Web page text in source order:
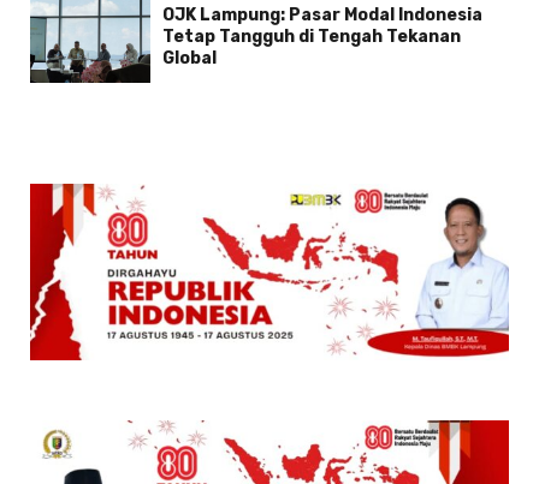
OJK Lampung: Pasar Modal Indonesia
Tetap Tangguh di Tengah Tekanan
Global